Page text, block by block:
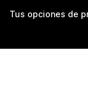
Tus opciones de